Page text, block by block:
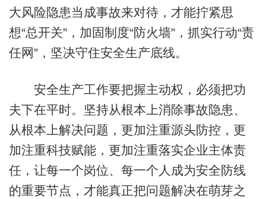
大风险隐患当成事故来对待，才能拧紧思
想“总开关”，加固制度“防火墙”，抓实行动“责
任网”，坚决守住安全生产底线。
安全生产工作要把握主动权，必须把功
夫下在平时。坚持从根本上消除事故隐患、
从根本上解决问题，更加注重源头防控，更
加注重科技赋能，更加注重落实企业主体责
任，让每一个岗位、每一个人成为安全防线
的重要节点，才能真正把问题解决在萌芽之